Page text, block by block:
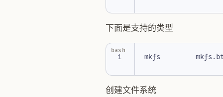
下面是支持的类型
1
bash
创建文件系统